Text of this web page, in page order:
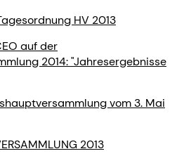
HV 2013
auf der
2014: "Jahresergebnisse
vom 3. Mai
2013